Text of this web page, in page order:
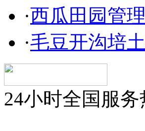
·西瓜田园管
·毛豆开沟培
24小时全国服务